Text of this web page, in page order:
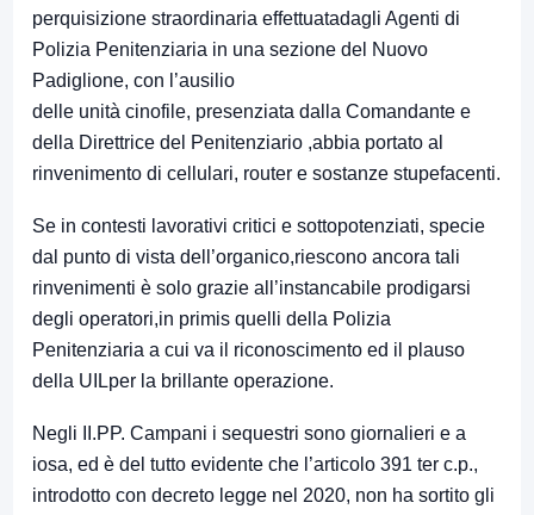
perquisizione straordinaria effettuatadagli Agenti di
Polizia Penitenziaria in una sezione del Nuovo
Padiglione, con l’ausilio
delle unità cinofile, presenziata dalla Comandante e
della Direttrice del Penitenziario ,abbia portato al
rinvenimento di cellulari, router e sostanze stupefacenti.
Se in contesti lavorativi critici e sottopotenziati, specie
dal punto di vista dell’organico,riescono ancora tali
rinvenimenti è solo grazie all’instancabile prodigarsi
degli operatori,in primis quelli della Polizia
Penitenziaria a cui va il riconoscimento ed il plauso
della UILper la brillante operazione.
Negli II.PP. Campani i sequestri sono giornalieri e a
iosa, ed è del tutto evidente che l’articolo 391 ter c.p.,
introdotto con decreto legge nel 2020, non ha sortito gli